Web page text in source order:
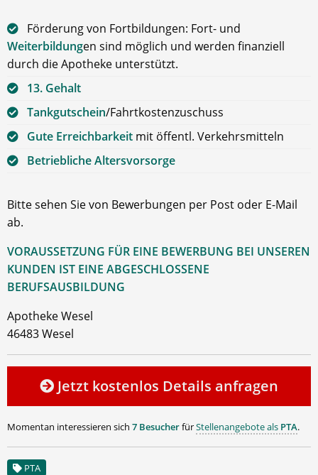
Förderung von Fortbildungen: Fort- und
Weiterbildungen sind möglich und werden finanziell
durch die Apotheke unterstützt.
13. Gehalt
Tankgutschein/Fahrtkostenzuschuss
Gute Erreichbarkeit mit öffentl. Verkehrsmitteln
Betriebliche Altersvorsorge
Bitte sehen Sie von Bewerbungen per Post oder E-Mail
ab.
VORAUSSETZUNG FÜR EINE BEWERBUNG BEI UNSEREN
KUNDEN IST EINE ABGESCHLOSSENE
BERUFSAUSBILDUNG
Apotheke Wesel
46483 Wesel
Jetzt kostenlos Details anfragen
Momentan interessieren sich 7 BesucherfürStellenangebote als PTA.
PTA